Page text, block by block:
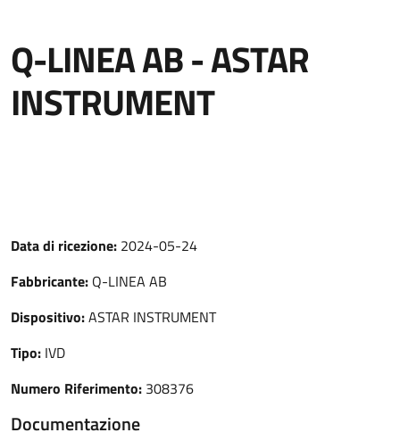
Q-LINEA AB - ASTAR
INSTRUMENT
Data di ricezione: 2024-05-24
Fabbricante: Q-LINEA AB
Dispositivo:ASTAR INSTRUMENT
Tipo: IVD
Numero Riferimento: 308376
Documentazione